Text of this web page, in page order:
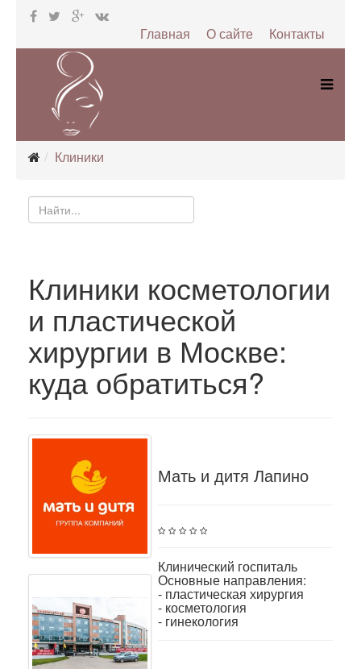
Контакты
О сайте
Главная
Клиники
Клиники косметологии
и пластической
хирургии в Москве:
куда обратиться?
Мать и дитя Лапино
Клинический госпиталь
Основные направления:
- пластическая хирургия
- косметология
- гинекология